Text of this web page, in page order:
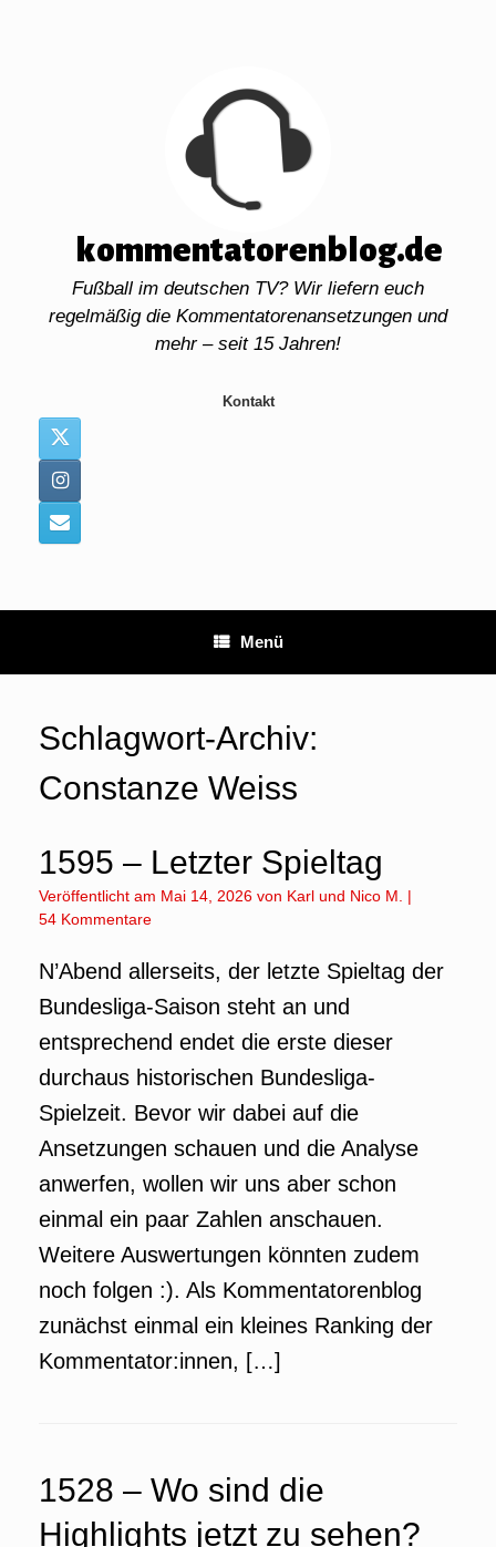
kommentatorenblog.de
Fußball im deutschen TV? Wir liefern euch
regelmäßig die Kommentatorenansetzungen und
mehr – seit 15 Jahren!
Kontakt
Menü
Schlagwort-Archiv:
Constanze Weiss
1595 – Letzter Spieltag
Veröffentlicht am Mai 14, 2026 von Karl und Nico M.
|
54 Kommentare
N’Abend allerseits, der letzte Spieltag der
Bundesliga-Saison steht an und
entsprechend endet die erste dieser
durchaus historischen Bundesliga-
Spielzeit. Bevor wir dabei auf die
Ansetzungen schauen und die Analyse
anwerfen, wollen wir uns aber schon
einmal ein paar Zahlen anschauen.
Weitere Auswertungen könnten zudem
noch folgen :). Als Kommentatorenblog
zunächst einmal ein kleines Ranking der
Kommentator:innen, […]
1528 – Wo sind die
Highlights jetzt zu sehen?